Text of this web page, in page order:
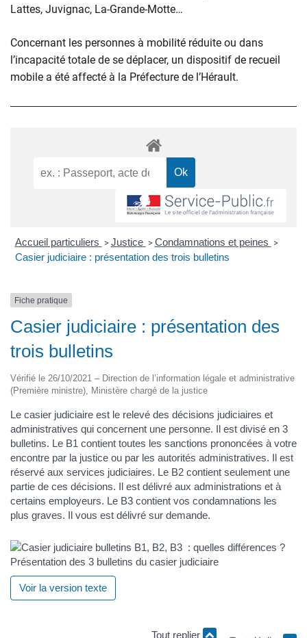
Lattes, Juvignac, La-Grande-Motte…
Concernant les personnes à mobilité réduite ou dans
l’incapacité totale de se déplacer, un dispositif de recueil
mobile a été affecté à la Préfecture de l’Hérault.
Accueil particuliers > Justice > Condamnations et peines >
Casier judiciaire : présentation des trois bulletins
Fiche pratique
Casier judiciaire : présentation des
trois bulletins
Vérifié le 26/10/2021 – Direction de l’information légale et administrative
(Première ministre), Ministère chargé de la justice
Le casier judiciaire est le relevé des décisions judiciaires et
administratives qui concernent une personne. Il est divisé en 3
bulletins. Le B1 contient toutes les sanctions prononcées à votre
encontre par la justice ou par les autorités administratives. Il est
réservé aux services judiciaires. Le B2 contient seulement une
partie de ces décisions. Il est délivré aux administrations et à
certains employeurs. Le B3 contient vos condamnations les
plus graves. Il vous est délivré sur demande.
Présentation des 3 bulletins du casier judiciaire
Voir la version texte
Tout replier Tout déplier